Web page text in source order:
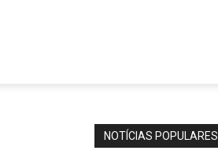
NOTÍCIAS POPULARES